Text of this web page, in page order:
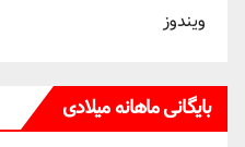
ویندوز
بایگانی ماهانه میلادی